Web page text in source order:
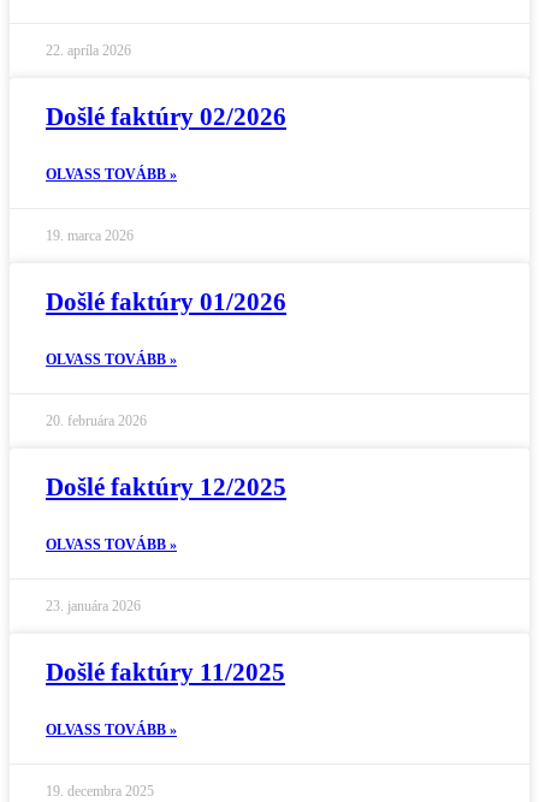
22. apríla 2026
Došlé faktúry 02/2026
OLVASS TOVÁBB »
19. marca 2026
Došlé faktúry 01/2026
OLVASS TOVÁBB »
20. februára 2026
Došlé faktúry 12/2025
OLVASS TOVÁBB »
23. januára 2026
Došlé faktúry 11/2025
OLVASS TOVÁBB »
19. decembra 2025